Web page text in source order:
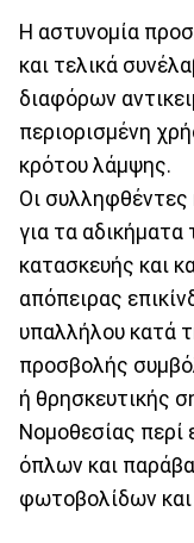
Η αστυνομία
και τελικά
διαφόρων
περιορισμένη
κρότου λάμψης.
Οι
για τα αδικήματα
κατασκευής και
απόπειρας
υπαλλήλου κατά
προσβολής
ή θρησκευτικής
Νομοθεσίας περί
όπλων και
φωτοβολίδων